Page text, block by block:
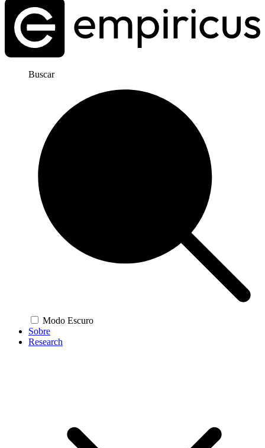
Buscar
Modo Escuro
Sobre
Research